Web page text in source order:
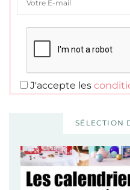
J'accepte les
SÉLECTION